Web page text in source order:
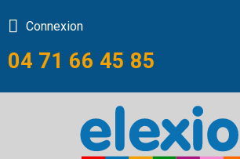
04 71 66 45 85
Connexion